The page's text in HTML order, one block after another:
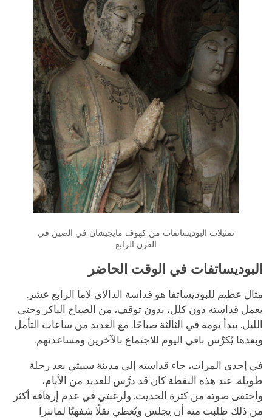
تمثيلات البوديساتفات من كهوف مايجيشان في الصين في
القرن الرابع
البوديساتفات في الوقت الحاضر
مثال عظيم للبوديساتفا هو قداسة الدالاي لاما الرابع عشر.
يعمل قداسته دون كلل، بدون توقف، من الصباح الباكر وحتى
الليل. يبدأ يومه في الثالثة صباحًا. مع العديد من ساعات التأمل
وبعدها يُكرِّس باقي اليوم للاجتماع بالآخرين ومساعدتهم.
في إحدى المرات، جاء قداسته إلى مدينة سبيتي بعد رحلة
طويلة. عند هذه النقطة كان قد درَّس للعديد من الأيام،
واختفى صوته من كثرة الحديث. ولرغبتي في عدم إرهاقه أكثر
من ذلك طلبت منه أن يجلس ويُعطي نقلًا شفهيًا لمانترا